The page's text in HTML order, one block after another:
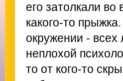
его затолкали
какого-то
окружении -
неплохой
то от кого-то